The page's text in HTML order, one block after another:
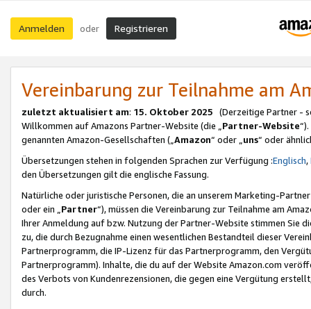
Anmelden oder Registrieren
Vereinbarung zur Teilnahme am
zuletzt aktualisiert am: 15. Oktober 2025 (Derzeitige Partner -
Willkommen auf Amazons Partner-Website (die „Partner-Website
genannten Amazon-Gesellschaften („Amazon“ oder „uns“ oder
Übersetzungen stehen in folgenden Sprachen zur Verfügung :Englisch,
den Übersetzungen gilt die englische Fassung.
Natürliche oder juristische Personen, die an unserem Marketing-
oder ein „Partner“), müssen die Vereinbarung zur Teilnahme am
Ihrer Anmeldung auf bzw. Nutzung der Partner-Website stimmen Sie
zu, die durch Bezugnahme einen wesentlichen Bestandteil dieser
Partnerprogramm, die IP-Lizenz für das Partnerprogramm, den
Partnerprogramm). Inhalte, die du auf der Website Amazon.com
des Verbots von Kundenrezensionen, die gegen eine Vergütung
durch.